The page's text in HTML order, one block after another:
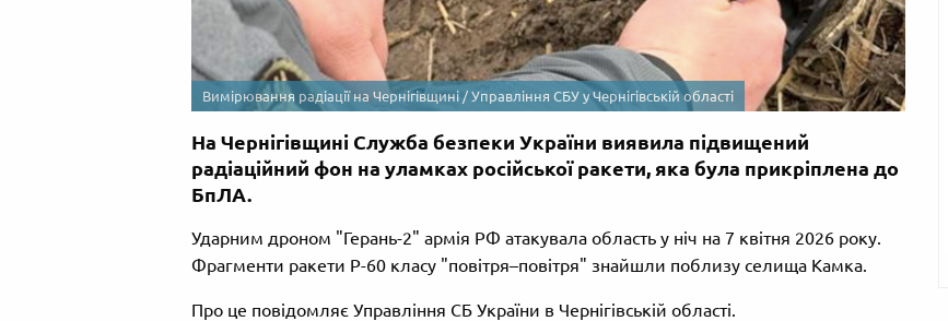
Вимірювання радіації на Чернігівщині / Управління СБУ у Чернігівській області
На Чернігівщині Служба безпеки України виявила підвищений
радіаційний фон на уламках російської ракети, яка була прикріплена до
БпЛА.
Ударним дроном "Герань-2" армія РФ атакувала область у ніч на 7 квітня 2026 року.
Фрагменти ракети Р-60 класу "повітря–повітря" знайшли поблизу селища Камка.
Про це повідомляє Управління СБ України в Чернігівській області.